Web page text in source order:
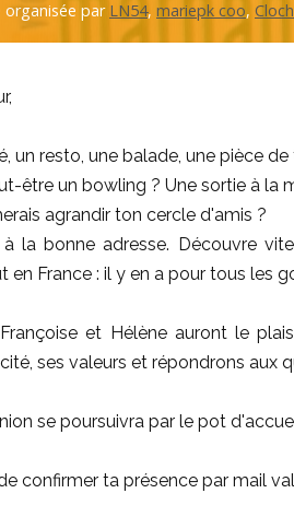
organisée par LN54, mariepk coo,
un resto, une balade, une pièce
être un bowling ? Une sortie à la
agrandir ton cercle d'amis ?
la bonne adresse. Découvre
en France : il y en a pour tous les
et Hélène auront le
ses valeurs et répondrons aux
se poursuivra par le pot
confirmer ta présence par mail